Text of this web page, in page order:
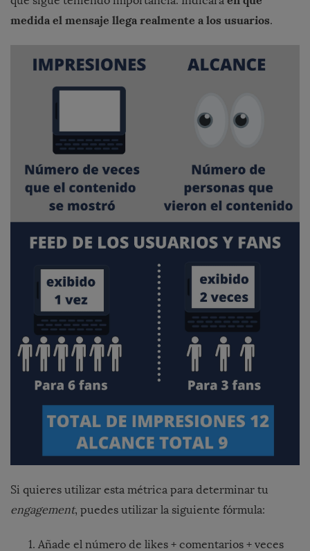
medida el mensaje llega realmente a los usuarios.
Si quieres utilizar esta métrica para determinar tu
engagement, puedes utilizar la siguiente fórmula:
Añade el número de likes + comentarios + veces